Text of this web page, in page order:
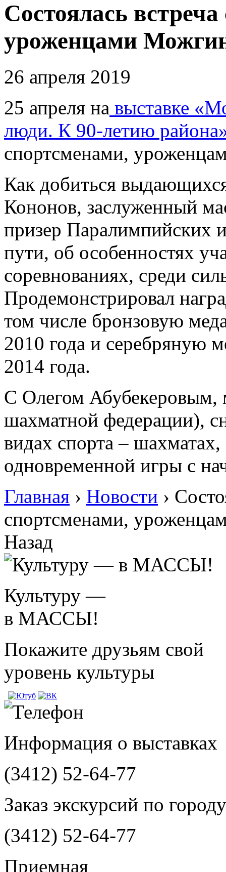
Состоялась
уроженцами
26 апреля 2019
25 апреля на выставке
люди. К 90-летию
спортсменами,
Как добиться
Кононов, заслуженный
призер Паралимпийских
пути, об особенностях
соревнованиях, среди
Продемонстрировал
том числе бронзовую
2010 года и серебряную
2014 года.
С Олегом
шахматной федерации),
видах спорта – шахматах,
одновременной игры с
Главная › Новости ›
спортсменами,
Назад
Культуру —
в МАССЫ!
Покажите друзьям свой
уровень культуры
Информация о выставках
(3412) 52-64-77
Заказ экскурсий по городу
(3412) 52-64-77
Приемная